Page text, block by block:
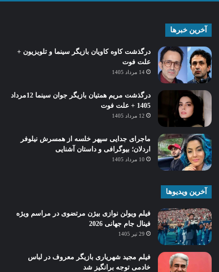
آخرین خبرها
درگذشت کاوه کاویان بازیگر سینما و تلویزیون +
علت فوت
14 مرداد 1405
درگذشت مریم همتیان بازیگر جوان سینما 12مرداد
1405 + علت فوت
12 مرداد 1405
ماجرای جدایی سپهر خلسه از همسرش نیلوفر
اردلان؛ بیوگرافی و داستان آشنایی
10 مرداد 1405
آخرین ویدیوها
فیلم ویولن نوازی بیژن مرتضوی در مراسم ویژه
فینال جام جهانی 2026
29 تیر 1405
فیلم مجید شهریاری بازیگر معروف در لباس
خادمی توجه برانگیز شد